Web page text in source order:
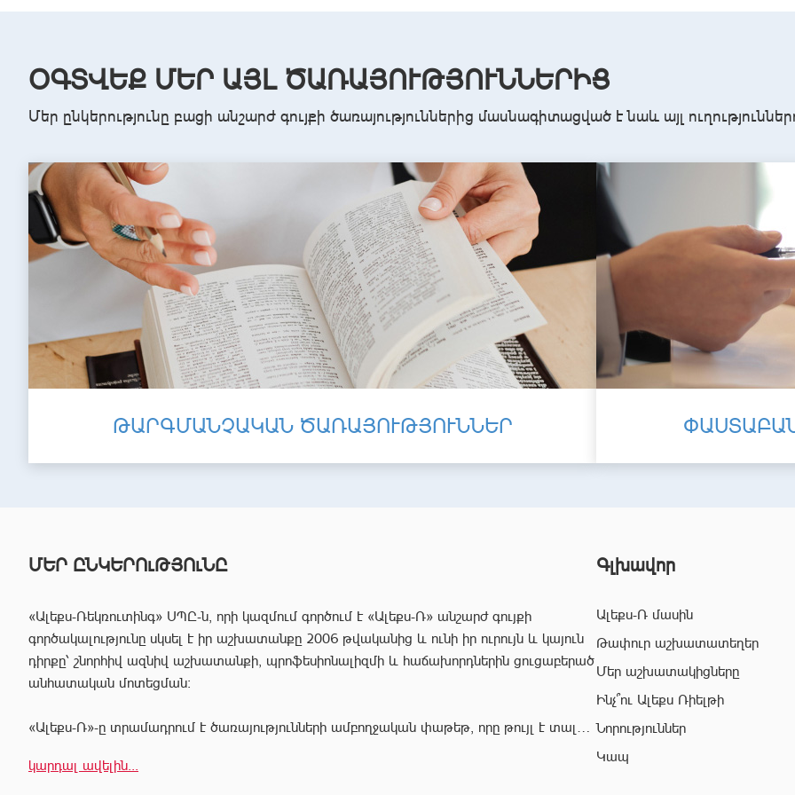
ՕԳՏՎԵՔ ՄԵՐ ԱՅԼ ԾԱՌԱՅՈՒԹՅՈՒՆՆԵՐԻՑ
Մեր ընկերությունը բացի անշարժ գույքի ծառայություններից մասնագիտացված է նաև այլ
ԹԱՐԳՄԱՆՉԱԿԱՆ ԾԱՌԱՅՈՒԹՅՈՒՆՆԵՐ
ՄԵՐ ԸՆԿԵՐՈւԹՅՈւՆԸ
«Ալեքս-Ռեկռուտինգ» ՍՊԸ-ն, որի կազմում գործում է «Ալեքս-Ռ» անշարժ գույքի
գործակալությունը սկսել է իր աշխատանքը 2006 թվականից և ունի իր ուրույն և կայուն
դիրքը՝ շնորհիվ ազնիվ աշխատանքի, պրոֆեսիոնալիզմի և հաճախորդներին ցուցաբերած
անհատական մոտեցման:
«Ալեքս-Ռ»-ը տրամադրում է ծառայությունների ամբողջական փաթեթ, որը թույլ է տալիս
Համապատասխան որակավոման և բազմամյա փորձի շնորհիվ՝ «Ալեքս-Ռ» ընկերության
կարդալ ավելին...
Գլխավոր
Ալեքս-Ռ մասին
Թափուր աշխատատեղեր
Մեր աշխատակիցները
Ինչ՞ու Ալեքս Ռիելթի
Նորություններ
Կապ